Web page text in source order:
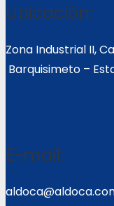
Ubicación:
Zona Industrial II,
Barquisimeto –
E-mail: